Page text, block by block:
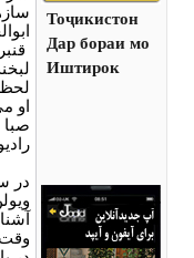
Тоҷикистон
Дар бораи мо
Иштирок
او
صبا
وقت